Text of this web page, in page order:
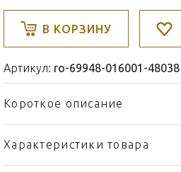
В КОРЗИНУ
Артикул: ro-69948-016001-48038
Короткое описание
Характеристики товара
Тип товара
Бокал